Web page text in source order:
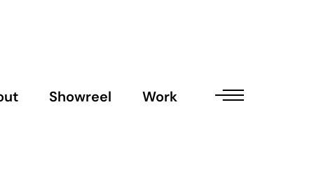
Showreel Work